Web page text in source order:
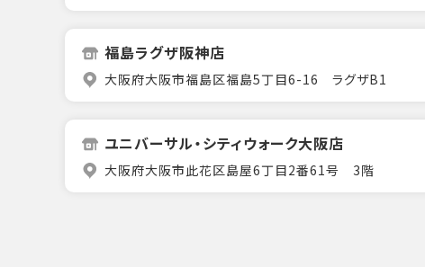
福島ラグザ阪神店
大阪府大阪市福島区福島5丁目6-16 ラグザB1
ユニバーサル・シティウォーク大阪店
大阪府大阪市此花区島屋6丁目2番61号 3階